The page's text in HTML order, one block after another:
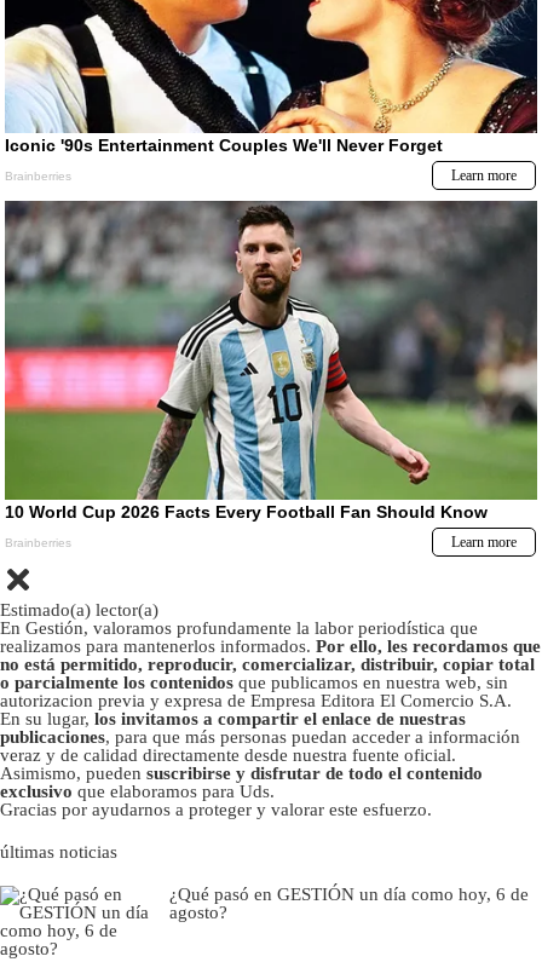
Estimado(a) lector(a)
En Gestión, valoramos profundamente la labor periodística que
realizamos para mantenerlos informados. Por ello, les recordamos que
no está permitido, reproducir, comercializar, distribuir, copiar total
o parcialmente los contenidos que publicamos en nuestra web, sin
autorizacion previa y expresa de Empresa Editora El Comercio S.A.
En su lugar, los invitamos a compartir el enlace de nuestras
publicaciones, para que más personas puedan acceder a información
veraz y de calidad directamente desde nuestra fuente oficial.
Asimismo, pueden suscribirse y disfrutar de todo el contenido
exclusivo que elaboramos para Uds.
Gracias por ayudarnos a proteger y valorar este esfuerzo.
últimas noticias
¿Qué pasó en GESTIÓN un día como hoy, 6 de
agosto?